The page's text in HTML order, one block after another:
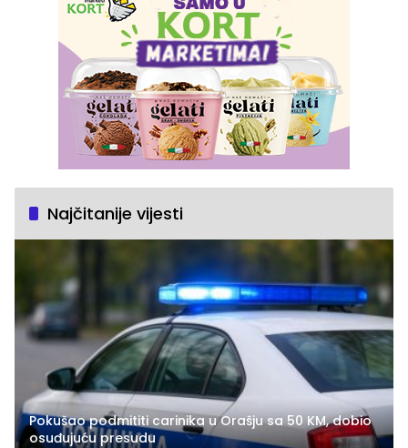
Najčitanije vijesti
Pokušao podmititi carinika u Orašju sa 50 KM, dobio
osuđujuću presudu